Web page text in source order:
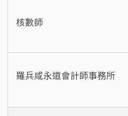
核數師
羅兵咸永道會計師事務所